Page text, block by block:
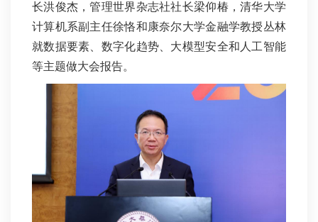
长洪俊杰，管理世界杂志社社长梁仰椿，清华大学
计算机系副主任徐恪和康奈尔大学金融学教授丛林
就数据要素、数字化趋势、大模型安全和人工智能
等主题做大会报告。